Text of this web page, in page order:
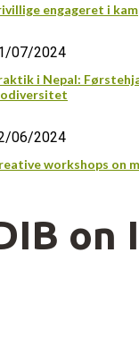
engageret i
07/2024
i Nepal:
06/2024
workshops on
on